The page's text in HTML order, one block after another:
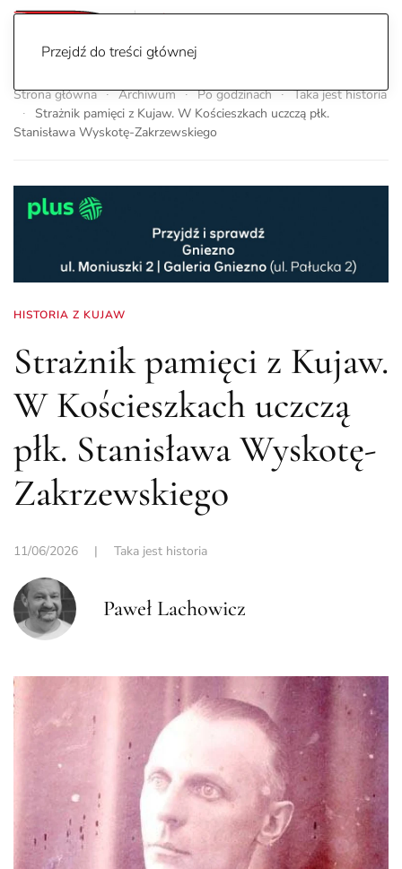
Przejdź do treści głównej
Strona główna Archiwum Po godzinach
Taka jest historia
Strażnik pamięci z Kujaw. W Kościeszkach uczczą płk.
Stanisława Wyskotę-Zakrzewskiego
HISTORIA Z KUJAW
Strażnik pamięci z Kujaw.
W Kościeszkach uczczą
płk. Stanisława Wyskotę-
Zakrzewskiego
11/06/2026 | Taka jest historia
Paweł Lachowicz